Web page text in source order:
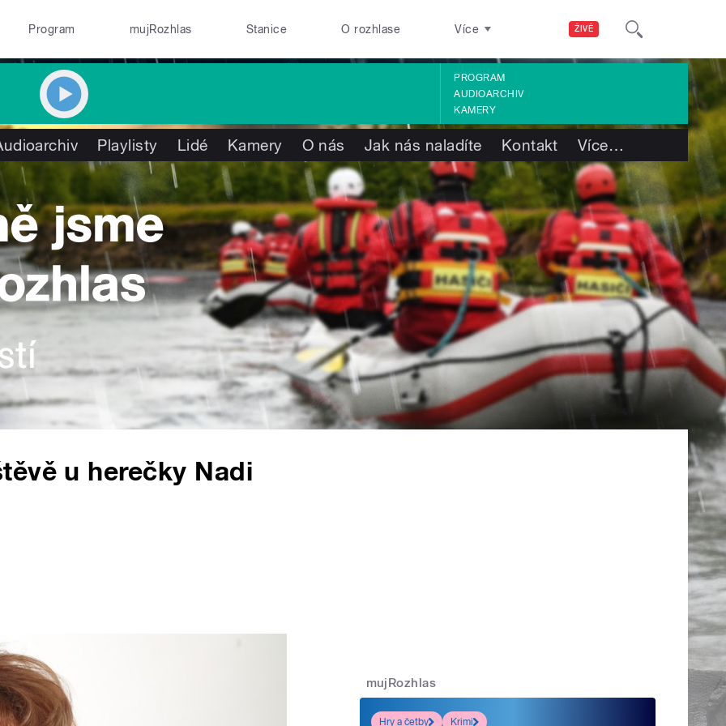
ŽIVĚ
Program mujRozhlas Stanice O rozhlase Více
PROGRAM
AUDIOARCHIV
KAMERY
Playlisty Lidé Kamery O nás Jak nás naladíte Kontakt Více…
u herečky Nadi
mujRozhlas
Hry a četby Krimi